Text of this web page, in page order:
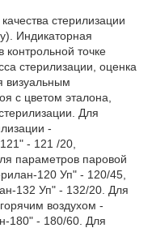
стерилизации
Индикаторная
контрольной точке
стерилизации, оценка
визуальным
с цветом эталона,
Для
-
- 121 /20,
параметров паровой
120 Уп" - 120/45,
132 Уп" - 132/20. Для
воздухом -
180" - 180/60. Для